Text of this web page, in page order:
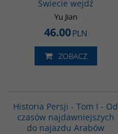
Świecie wejdź
Yu Jian
46.00PLN
ZOBACZ
Historia Persji - Tom I - Od
czasów najdawniejszych
do najazdu Arabów